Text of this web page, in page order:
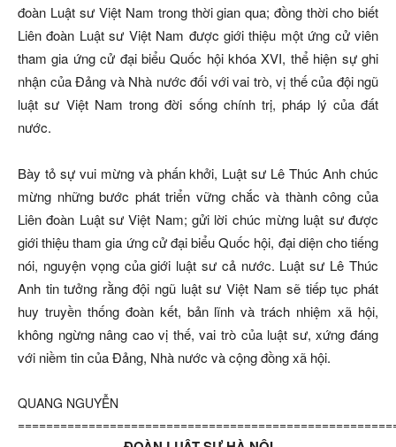
đoàn Luật sư Việt Nam trong thời gian qua; đồng thời cho biết
Liên đoàn Luật sư Việt Nam được giới thiệu một ứng cử viên
tham gia ứng cử đại biểu Quốc hội khóa XVI, thể hiện sự ghi
nhận của Đảng và Nhà nước đối với vai trò, vị thế của đội ngũ
luật sư Việt Nam trong đời sống chính trị, pháp lý của đất
nước.
Bày tỏ sự vui mừng và phấn khởi, Luật sư Lê Thúc Anh chúc
mừng những bước phát triển vững chắc và thành công của
Liên đoàn Luật sư Việt Nam; gửi lời chúc mừng luật sư được
giới thiệu tham gia ứng cử đại biểu Quốc hội, đại diện cho tiếng
nói, nguyện vọng của giới luật sư cả nước. Luật sư Lê Thúc
Anh tin tưởng rằng đội ngũ luật sư Việt Nam sẽ tiếp tục phát
huy truyền thống đoàn kết, bản lĩnh và trách nhiệm xã hội,
không ngừng nâng cao vị thế, vai trò của luật sư, xứng đáng
với niềm tin của Đảng, Nhà nước và cộng đồng xã hội.
QUANG NGUYỄN